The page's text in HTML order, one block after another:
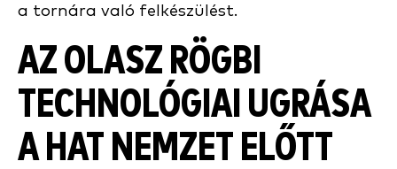
a tornára való felkészülést.
AZ OLASZ RÖGBI
TECHNOLÓGIAI UGRÁSA
A HAT NEMZET ELŐTT